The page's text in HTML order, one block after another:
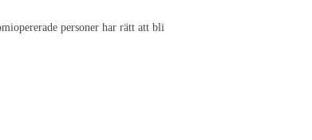
personer har rätt att bli